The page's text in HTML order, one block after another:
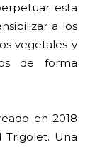
esta
a los
vegetales y
de forma
en 2018
Trigolet. Una